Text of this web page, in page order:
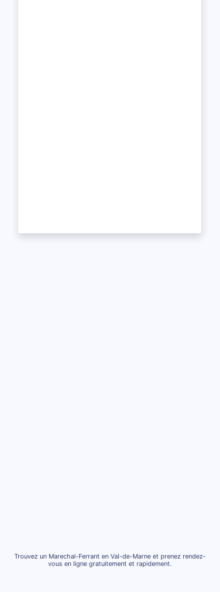
Trouvez un Marechal-Ferrant en Val-de-Marne et prenez rendez-
vous en ligne gratuitement et rapidement.